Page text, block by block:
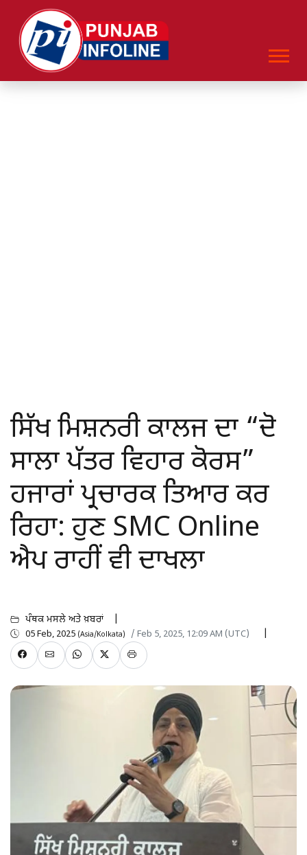
ਸਿੱਖ ਮਿਸ਼ਨਰੀ ਕਾਲਜ ਦਾ “ਦੋ
ਸਾਲਾ ਪੱਤਰ ਵਿਹਾਰ ਕੋਰਸ”
ਹਜਾਰਾਂ ਪ੍ਰਚਾਰਕ ਤਿਆਰ ਕਰ
ਰਿਹਾ: ਹੁਣ SMC Online
ਐਪ ਰਾਹੀਂ ਵੀ ਦਾਖਲਾ
ਪੰਥਕ ਮਸਲੇ ਅਤੇ ਖ਼ਬਰਾਂ
05 Feb, 2025 (Asia/Kolkata) / Feb 5, 2025, 12:09 AM (UTC)